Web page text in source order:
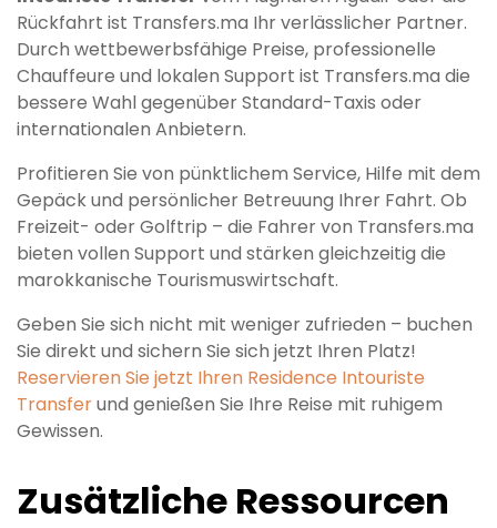
Rückfahrt ist Transfers.ma Ihr verlässlicher Partner.
Durch wettbewerbsfähige Preise, professionelle
Chauffeure und lokalen Support ist Transfers.ma die
bessere Wahl gegenüber Standard-Taxis oder
internationalen Anbietern.
Profitieren Sie von pünktlichem Service, Hilfe mit dem
Gepäck und persönlicher Betreuung Ihrer Fahrt. Ob
Freizeit- oder Golftrip – die Fahrer von Transfers.ma
bieten vollen Support und stärken gleichzeitig die
marokkanische Tourismuswirtschaft.
Geben Sie sich nicht mit weniger zufrieden – buchen
Sie direkt und sichern Sie sich jetzt Ihren Platz!
Reservieren Sie jetzt Ihren Residence Intouriste
Transferund genießen Sie Ihre Reise mit ruhigem
Gewissen.
Zusätzliche Ressourcen